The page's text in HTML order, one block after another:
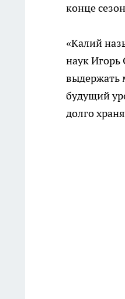
конце
«Калий
наук Игорь
выдержать
будущий
долго